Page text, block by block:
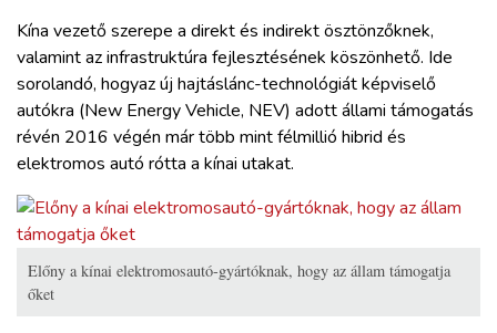
REGISZTRÁCIÓ
Kína vezető szerepe a direkt és indirekt ösztönzőknek,
valamint az infrastruktúra fejlesztésének köszönhető. Ide
sorolandó, hogyaz új hajtáslánc-technológiát képviselő
autókra (New Energy Vehicle, NEV) adott állami támogatás
révén 2016 végén már több mint félmillió hibrid és
elektromos autó rótta a kínai utakat.
Előny a kínai elektromosautó-gyártóknak, hogy az állam támogatja
őket